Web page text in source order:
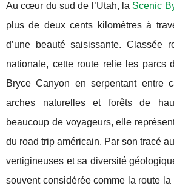
Au cœur du sud de l’Utah, la Scenic
plus de deux cents kilomètres à
d’une beauté saisissante. Classée
nationale, cette route relie les parcs
Bryce Canyon en serpentant entre
arches naturelles et forêts de
beaucoup de voyageurs, elle
du road trip américain. Par son tracé
vertigineuses et sa diversité
souvent considérée comme la route